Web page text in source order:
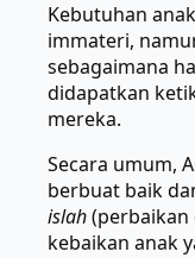
Kebutuhan
immateri,
sebagaimana
didapatkan
mereka.
Secara umum,
berbuat baik
islah(perbaikan
kebaikan anak